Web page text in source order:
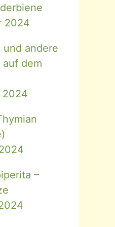
2024
andere
dem
2024
–